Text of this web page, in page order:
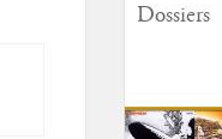
Dossiers